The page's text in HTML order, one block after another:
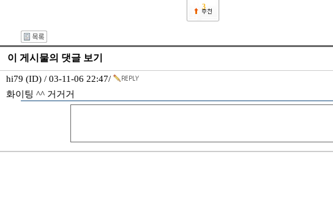
3
이 게시물의 댓글 보기
hi79 (ID) / 03-11-06 22:47/
화이팅 ^^ 거거거